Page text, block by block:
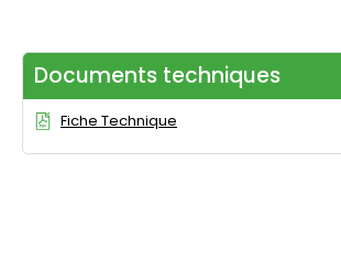
Documents techniques
Fiche Technique